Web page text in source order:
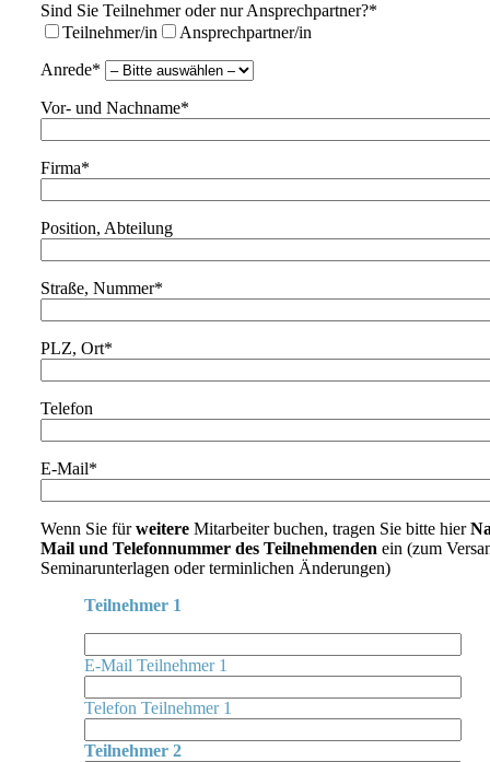
Sind Sie Teilnehmer oder nur Ansprechpartner?*
Teilnehmer/in
Ansprechpartner/in
Anrede*
Vor- und Nachname*
Firma*
Position, Abteilung
Straße, Nummer*
PLZ, Ort*
Telefon
E-Mail*
Wenn Sie fürweitere Mitarbeiter buchen, tragen Sie bitte hier
Mail und Telefonnummer des Teilnehmenden ein (zum
Seminarunterlagen oder terminlichen Änderungen)
Teilnehmer 1
E-Mail Teilnehmer 1
Telefon Teilnehmer 1
Teilnehmer 2